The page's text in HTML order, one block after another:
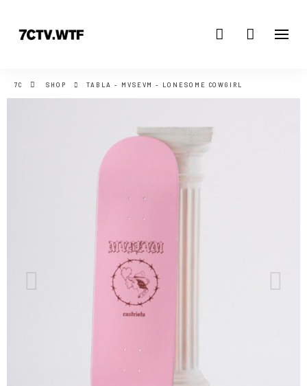
7C SHOP TABLA - MVSEVM - LONESOME COWGIRL